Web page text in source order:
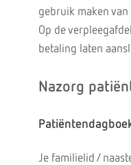
gebruik maken
Op de
betaling laten
Nazorg
Je familielid /